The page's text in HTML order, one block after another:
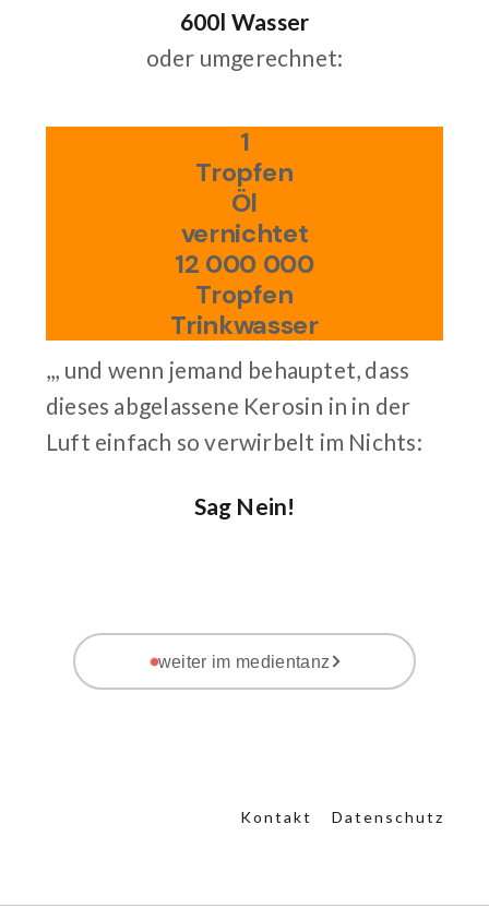
600l Wasser
oder umgerechnet:
1
Tropfen
Öl
vernichtet
12 000 000
Tropfen
Trinkwasser
,,, und wenn jemand behauptet, dass
dieses abgelassene Kerosin in in der
Luft einfach so verwirbelt im Nichts:
Sag Nein!
weiter im medientanz
Kontakt Datenschutz